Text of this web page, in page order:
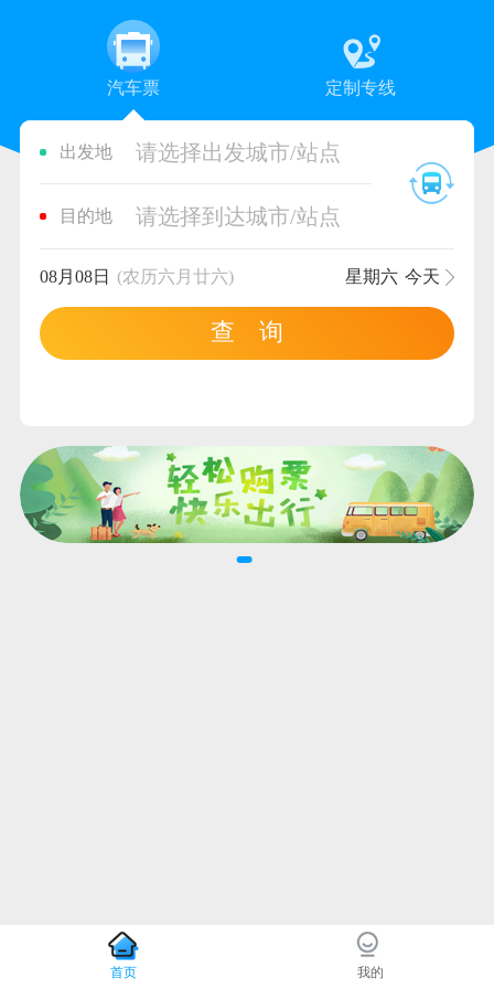
汽车票 定制专线
出发地 请选择出发城市/站点
目的地 请选择到达城市/站点
08月08日 (农历六月廿六) 星期六 今天
查 询
首页 我的